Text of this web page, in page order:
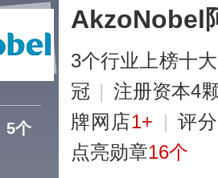
更多
5个
AkzoNobel
3个行业上榜十
冠 | 注册资本4
牌网店1+ | 评分
点亮勋章16个